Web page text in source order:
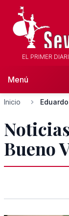
EL PRIMER
Menú
Inicio
Bueno